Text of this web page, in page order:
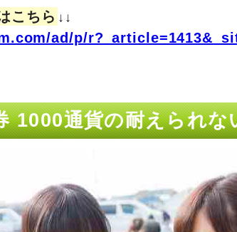
こちら ↓↓
ad/p/
1000通貨の耐えられな